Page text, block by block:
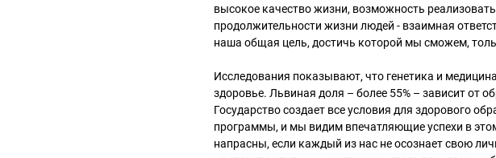
высокое качество жизни, возможность
продолжительности жизни людей - взаимная
наша общая цель, достичь которой мы сможем,
Исследования показывают, что генетика и
здоровье. Львиная доля – более 55% – зависит от
Государство создает все условия для здорового
программы, и мы видим впечатляющие успехи в
напрасны, если каждый из нас не осознает свою